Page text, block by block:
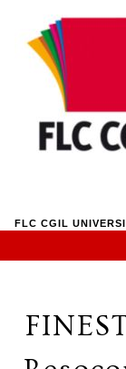
content
FLC CGIL